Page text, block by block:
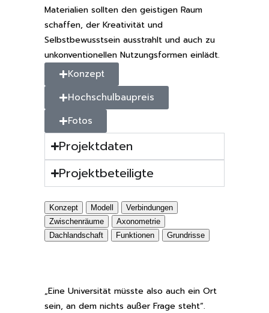
Materialien sollten den geistigen Raum
schaffen, der Kreativität und
Selbstbewusstsein ausstrahlt und auch zu
unkonventionellen Nutzungsformen einlädt.
Konzept
Hochschulbaupreis
Fotos
Projektdaten
Projektbeteiligte
Konzept Modell
Verbindungen
Zwischenräume
Axonometrie
Dachlandschaft
Funktionen Grundrisse
„Eine Universität müsste also auch ein Ort
sein, an dem nichts außer Frage steht“.